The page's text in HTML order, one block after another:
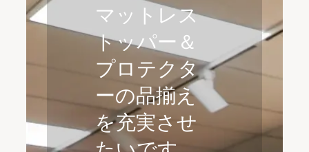
マットレス
トッパー＆
プロテクタ
ーの品揃え
を充実させ